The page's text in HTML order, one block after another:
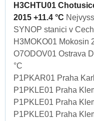
H3CHTU01
2015 +11.4 °C
SYNOP stanici v
H3MOKO01 Mokosin
O7ODOV01 Ostrava
°C
P1PKAR01 Praha
P1PKLE01 Praha
P1PKLE01 Praha
P1PKLE01 Praha